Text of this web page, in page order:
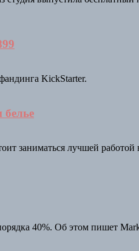
KickStarter.
белье
заниматься лучшей
40%. Об этом пишет